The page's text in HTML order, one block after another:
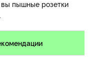
вы пышные розетки